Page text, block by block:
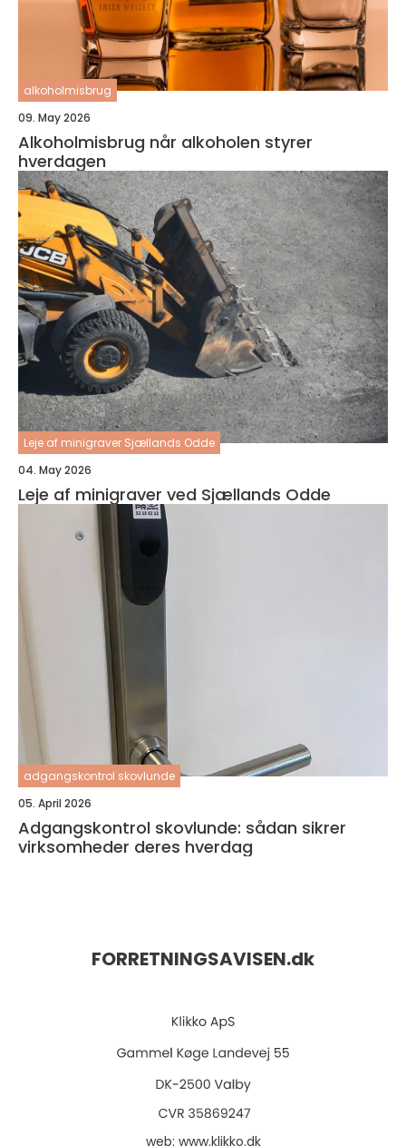
alkoholmisbrug
09. May 2026
Alkoholmisbrug når alkoholen styrer
hverdagen
Leje af minigraver Sjællands Odde
04. May 2026
Leje af minigraver ved Sjællands Odde
adgangskontrol skovlunde
05. April 2026
Adgangskontrol skovlunde: sådan sikrer
virksomheder deres hverdag
FORRETNINGSAVISEN.dk
web: www.klikko.dk